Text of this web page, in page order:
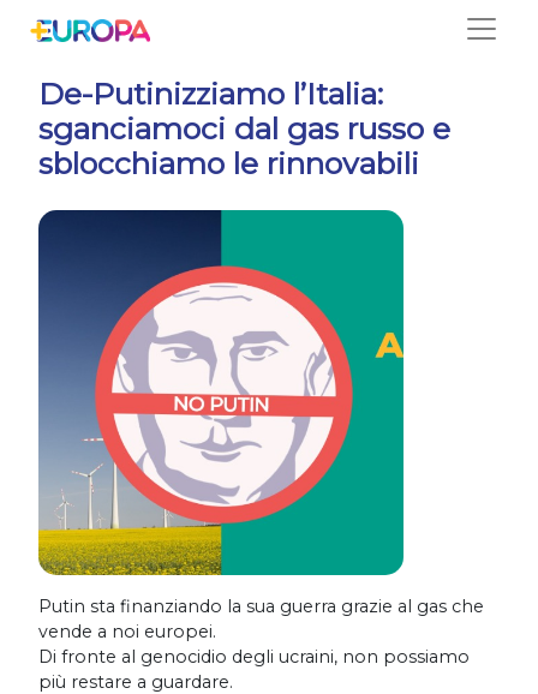
De-Putinizziamo l’Italia:
sganciamoci dal gas russo e
sblocchiamo le rinnovabili
Putin sta finanziando la sua guerra grazie al gas che
vende a noi europei.
Di fronte al genocidio degli ucraini, non possiamo
più restare a guardare.